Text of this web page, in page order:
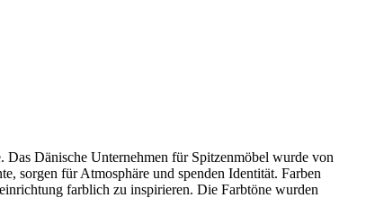
Dänische Unternehmen für Spitzenmöbel wurde von
sorgen für Atmosphäre und spenden Identität. Farben
farblich zu inspirieren. Die Farbtöne wurden